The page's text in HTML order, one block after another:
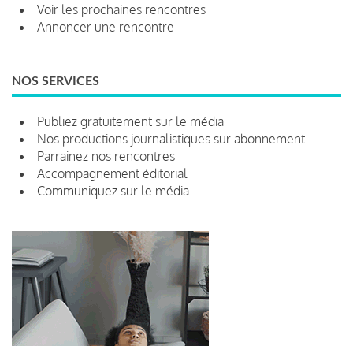
Voir les prochaines rencontres
Annoncer une rencontre
NOS SERVICES
Publiez gratuitement sur le média
Nos productions journalistiques sur abonnement
Parrainez nos rencontres
Accompagnement éditorial
Communiquez sur le média